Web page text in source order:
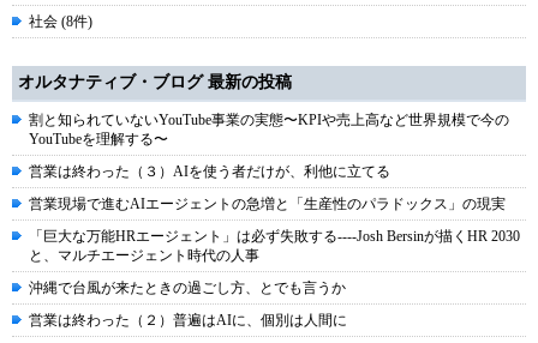
社会 (8件)
オルタナティブ・ブログ 最新の投稿
割と知られていないYouTube事業の実態〜KPIや売上高など世界規模で今の
YouTubeを理解する〜
営業は終わった（３）AIを使う者だけが、利他に立てる
営業現場で進むAIエージェントの急増と「生産性のパラドックス」の現実
「巨大な万能HRエージェント」は必ず失敗する----Josh Bersinが描くHR 2030
と、マルチエージェント時代の人事
沖縄で台風が来たときの過ごし方、とでも言うか
営業は終わった（２）普遍はAIに、個別は人間に